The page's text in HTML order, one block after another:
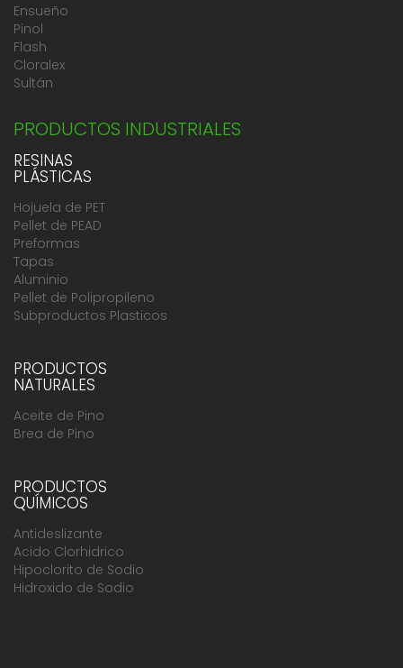
Ensueño
Pinol
Flash
Cloralex
Sultán
PRODUCTOS INDUSTRIALES
RESINAS
PLÁSTICAS
Hojuela de PET
Pellet de PEAD
Preformas
Tapas
Aluminio
Pellet de Polipropileno
Subproductos Plasticos
PRODUCTOS
NATURALES
Aceite de Pino
Brea de Pino
PRODUCTOS
QUÍMICOS
Antideslizante
Acido Clorhidrico
Hipoclorito de Sodio
Hidroxido de Sodio